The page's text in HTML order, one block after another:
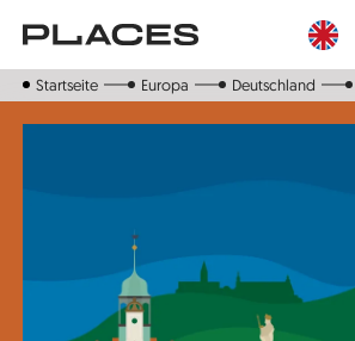
zum
Inhalt
Startseite Europa Deutschland